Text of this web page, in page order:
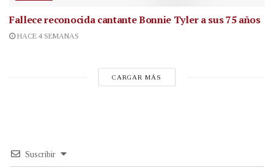
Fallece reconocida cantanteBonnie Tyler a sus 75 años
HACE 4 SEMANAS
CARGAR MÁS
Suscribir